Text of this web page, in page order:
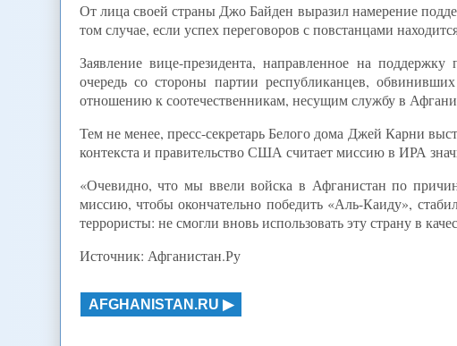
От лица своей страны Джо Байден выразил намерение
том случае, если успех переговоров с повстанцами
Заявление вице-президента, направленное на
очередь со стороны партии республиканцев,
отношению к соотечественникам, несущим службу в
Тем не менее, пресс-секретарь Белого дома Джей Карни
контекста и правительство США считает миссию в ИРА
«Очевидно, что мы ввели войска в Афганистан по
миссию, чтобы окончательно победить «Аль-Каиду»,
террористы: не смогли вновь использовать эту страну в
Источник: Афганистан.Ру
AFGHANISTAN.RU